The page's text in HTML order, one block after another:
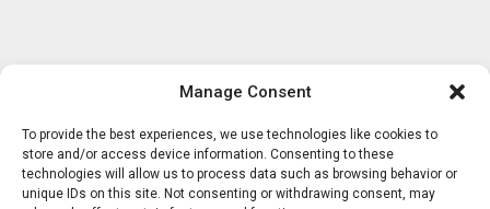
Manage Consent
To provide the best experiences, we use technologies like cookies to
store and/or access device information. Consenting to these
technologies will allow us to process data such as browsing behavior or
unique IDs on this site. Not consenting or withdrawing consent, may